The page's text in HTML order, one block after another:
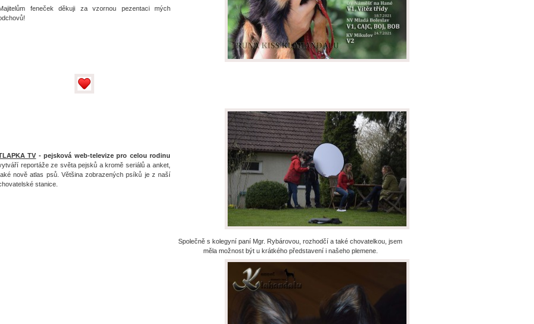
feneček děkuji za vzornou pezentaci mých
TV - pejsková web-televize pro celou rodinu
reportáže ze světa pejsků a kromě seriálů a anket,
nově atlas psů. Většina zobrazených psíků je z naší
stanice.
Společně s kolegyní paní Mgr. Rybárovou, rozhodčí a také chovatelkou, jsem
měla možnost být u krátkého představení i našeho plemene.